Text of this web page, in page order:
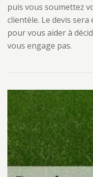
puis vous soumettez
clientèle. Le devis
pour vous aider à
vous engage pas.